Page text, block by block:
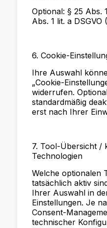
Optional: § 25 Abs.
Abs. 1 lit. a DSGVO
6. Cookie-
Ihre Auswahl
„Cookie-
widerrufen.
standardmäßig
erst nach Ihrer
7. Tool-Übersicht /
Technologien
Welche optionalen
tatsächlich aktiv
Ihrer Auswahl in
Einstellungen. Je
Consent-
technischer